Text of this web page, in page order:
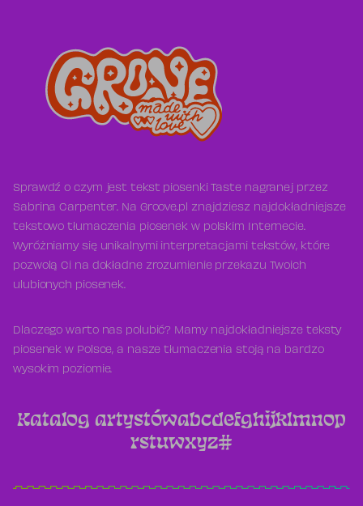
Sprawdź o czym jest tekst piosenki Taste nagranej przez
Sabrina Carpenter. Na Groove.pl znajdziesz najdokładniejsze
tekstowo tłumaczenia piosenek w polskim Internecie.
Wyróżniamy się unikalnymi interpretacjami tekstów, które
pozwolą Ci na dokładne zrozumienie przekazu Twoich
ulubionych piosenek.
Dlaczego warto nas polubić? Mamy najdokładniejsze teksty
piosenek w Polsce, a nasze tłumaczenia stoją na bardzo
wysokim poziomie.
Katalog artystówabcdefghijklmnop
rstuwxyz#